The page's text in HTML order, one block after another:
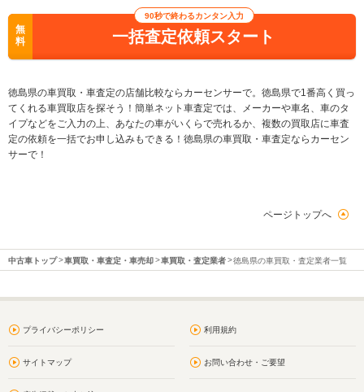
90秒で終わるカンタン入力
無
料
一括査定依頼スタート
徳島県の車買取・車査定の店舗比較ならカーセンサーで。徳島県で1番高く買っ
てくれる車買取店を探そう！簡単ネット車査定では、メーカーや車名、車のタ
イプなどをご入力の上、あなたの車がいくらで売れるか、複数の買取店に車査
定の依頼を一括でお申し込みもできる！徳島県の車買取・車査定ならカーセン
サーで！
ページトップへ
中古車トップ 車買取・車査定・車売却 車買取・査定業者 徳島県の車買取・査定業者一覧
プライバシーポリシー 利用規約
サイトマップ お問い合わせ・ご要望